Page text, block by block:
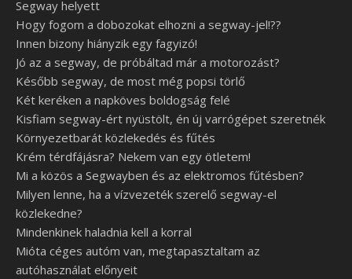
Segway helyett
Hogy fogom a dobozokat elhozni a segway-jel!??
Innen bizony hiányzik egy fagyizó!
Jó az a segway, de próbáltad már a motorozást?
Később segway, de most még popsi törlő
Két keréken a napköves boldogság felé
Kisfiam segway-ért nyüstölt, én új varrógépet szeretnék
Környezetbarát közlekedés és fűtés
Krém térdfájásra? Nekem van egy ötletem!
Mi a közös a Segwayben és az elektromos fűtésben?
Milyen lenne, ha a vízvezeték szerelő segway-el
közlekedne?
Mindenkinek haladnia kell a korral
Mióta céges autóm van, megtapasztaltam az
autóhasználat előnyeit